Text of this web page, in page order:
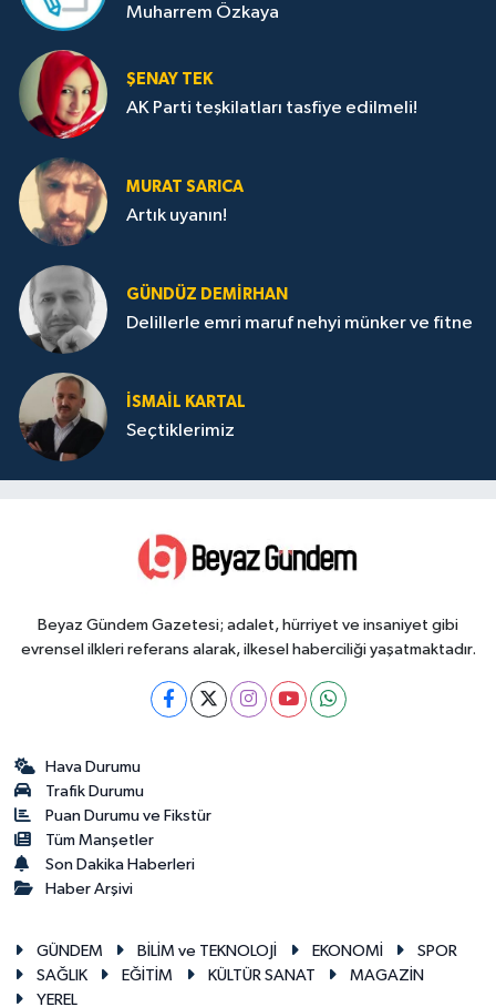
Muharrem Özkaya
ŞENAY TEK
AK Parti teşkilatları tasfiye edilmeli!
MURAT SARICA
Artık uyanın!
GÜNDÜZ DEMIRHAN
Delillerle emri maruf nehyi münker ve fitne
İSMAIL KARTAL
Seçtiklerimiz
Beyaz Gündem Gazetesi; adalet, hürriyet ve insaniyet gibi
evrensel ilkleri referans alarak, ilkesel haberciliği yaşatmaktadır.
Hava Durumu
Trafik Durumu
Puan Durumu ve Fikstür
Tüm Manşetler
Son Dakika Haberleri
Haber Arşivi
GÜNDEM BİLİM ve TEKNOLOJİ EKONOMİ
SPOR
SAĞLIK
EĞİTİM KÜLTÜR SANAT
MAGAZİN
YEREL